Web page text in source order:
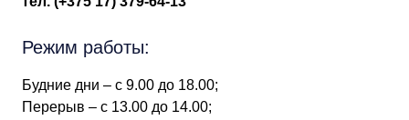
Режим работы:
Будние дни – с 9.00 до 18.00;
Перерыв – с 13.00 до 14.00;